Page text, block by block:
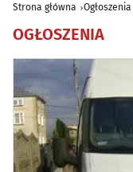
Strona główna Ogłoszenia
OGŁOSZENIA